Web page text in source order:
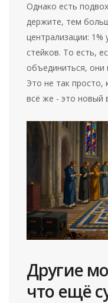
Однако есть
держите, тем
централизации: 1%
стейков. То есть,
объединиться, они
Это не так просто,
всё же - это новый
Другие
что ещё